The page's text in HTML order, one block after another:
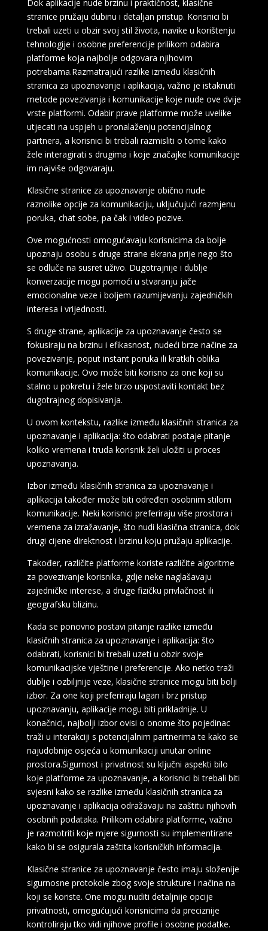
Dok aplikacije nude brzinu i praktičnost, klasične
stranice pružaju dubinu i detaljan pristup. Korisnici bi
trebali uzeti u obzir svoj stil života, navike u korištenju
tehnologije i osobne preferencije prilikom odabira
platforme koja najbolje odgovara njihovim
potrebama.Razmatrajući razlike između klasičnih
stranica za upoznavanje i aplikacija, važno je istaknuti
metode povezivanja i komunikacije koje nude ove dvije
vrste platformi. Odabir prave platforme može uvelike
utjecati na uspjeh u pronalaženju potencijalnog
partnera, a korisnici bi trebali razmisliti o tome kako
žele interagirati s drugima i koje značajke komunikacije
im najviše odgovaraju.
Klasične stranice za upoznavanje obično nude
raznolike opcije za komunikaciju, uključujući razmjenu
poruka, chat sobe, pa čak i video pozive.
Ove mogućnosti omogućavaju korisnicima da bolje
upoznaju osobu s druge strane ekrana prije nego što
se odluče na susret uživo. Dugotrajnije i dublje
konverzacije mogu pomoći u stvaranju jače
emocionalne veze i boljem razumijevanju zajedničkih
interesa i vrijednosti.
S druge strane, aplikacije za upoznavanje često se
fokusiraju na brzinu i efikasnost, nudeći brze načine za
povezivanje, poput instant poruka ili kratkih oblika
komunikacije. Ovo može biti korisno za one koji su
stalno u pokretu i žele brzo uspostaviti kontakt bez
dugotrajnog dopisivanja.
U ovom kontekstu, razlike između klasičnih stranica za
upoznavanje i aplikacija: što odabrati postaje pitanje
koliko vremena i truda korisnik želi uložiti u proces
upoznavanja.
Izbor između klasičnih stranica za upoznavanje i
aplikacija također može biti određen osobnim stilom
komunikacije. Neki korisnici preferiraju više prostora i
vremena za izražavanje, što nudi klasična stranica, dok
drugi cijene direktnost i brzinu koju pružaju aplikacije.
Također, različite platforme koriste različite algoritme
za povezivanje korisnika, gdje neke naglašavaju
zajedničke interese, a druge fizičku privlačnost ili
geografsku blizinu.
Kada se ponovno postavi pitanje razlike između
klasičnih stranica za upoznavanje i aplikacija: što
odabrati, korisnici bi trebali uzeti u obzir svoje
komunikacijske vještine i preferencije. Ako netko traži
dublje i ozbiljnije veze, klasične stranice mogu biti bolji
izbor. Za one koji preferiraju lagan i brz pristup
upoznavanju, aplikacije mogu biti prikladnije. U
konačnici, najbolji izbor ovisi o onome što pojedinac
traži u interakciji s potencijalnim partnerima te kako se
najudobnije osjeća u komunikaciji unutar online
prostora.Sigurnost i privatnost su ključni aspekti bilo
koje platforme za upoznavanje, a korisnici bi trebali biti
svjesni kako se razlike između klasičnih stranica za
upoznavanje i aplikacija odražavaju na zaštitu njihovih
osobnih podataka. Prilikom odabira platforme, važno
je razmotriti koje mjere sigurnosti su implementirane
kako bi se osigurala zaštita korisničkih informacija.
Klasične stranice za upoznavanje često imaju složenije
sigurnosne protokole zbog svoje strukture i načina na
koji se koriste. One mogu nuditi detaljnije opcije
privatnosti, omogućujući korisnicima da preciznije
kontroliraju tko vidi njihove profile i osobne podatke.